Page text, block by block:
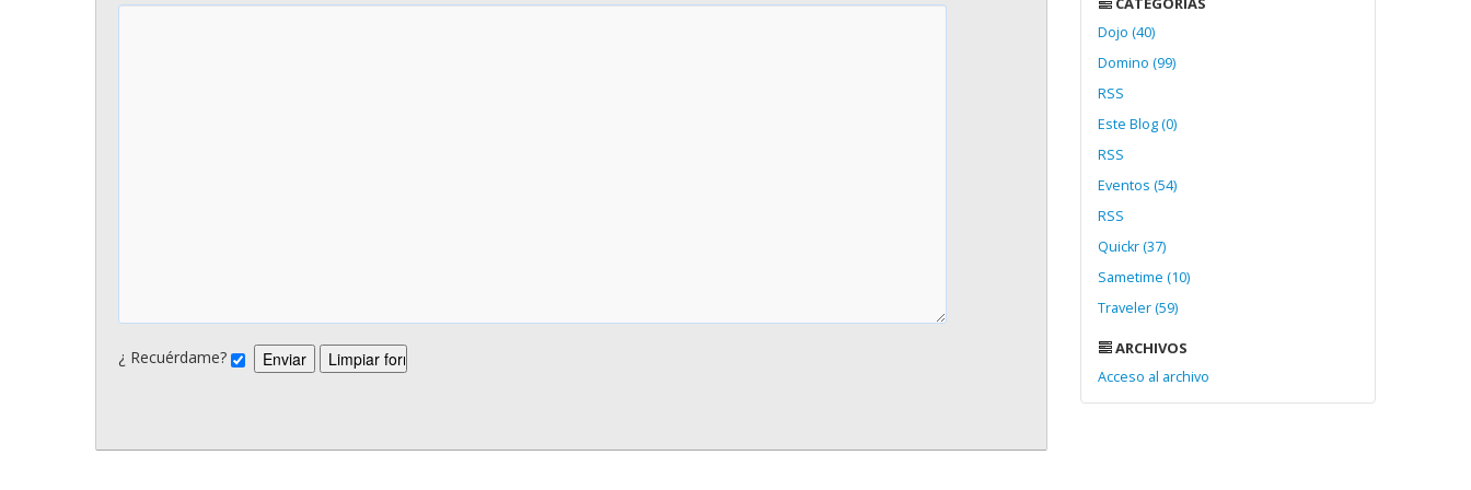
¿ Recuérdame?
Dojo (40)
Domino (99)
RSS
Este Blog (0)
RSS
Eventos (54)
RSS
Quickr (37)
Sametime (10)
Traveler (59)
ARCHIVOS
Acceso al archivo